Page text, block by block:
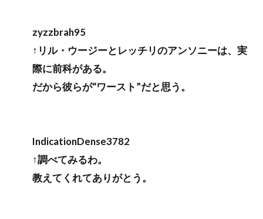
zyzzbrah95
↑リル・ウージーとレッチリのアンソニーは、実
際に前科がある。
だから彼らが“ワースト”だと思う。
IndicationDense3782
↑調べてみるわ。
教えてくれてありがとう。